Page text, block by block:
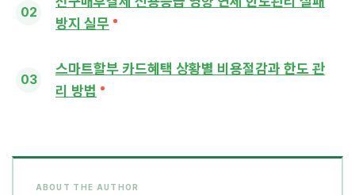
방지 실무
스마트할부 카드혜택 상황별 비용절감과 한도 관
리 방법
ABOUT THE AUTHOR